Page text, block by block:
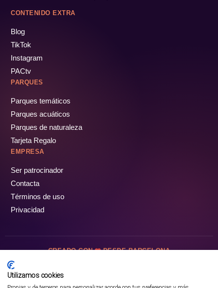
CONTENIDO EXTRA
Blog
TikTok
Instagram
PACtv
PARQUES
Parques temáticos
Parques acuáticos
Parques de naturaleza
Tarjeta Regalo
EMPRESA
Ser patrocinador
Contacta
Términos de uso
Privacidad
CREADO CON DESDE BARCELONA
Utilizamos cookies